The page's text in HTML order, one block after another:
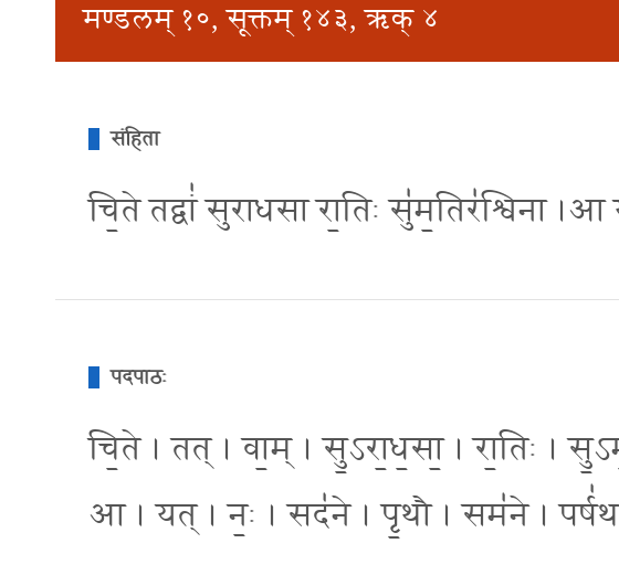
मण्डलम् १०, सूक्तम् १४३, ऋक् ४
संहिता
चि॒ते तद्वां॑ सुराधसा रा॒तिः सु॑म॒तिर॑श्विना
पदपाठः
चि॒ते । तत् । वा॒म् । सु॒ऽरा॒ध॒सा॒ । रा॒तिः ।
आ । यत् । नः॒ । सद॑ने । पृ॒थौ । सम॑ने ।